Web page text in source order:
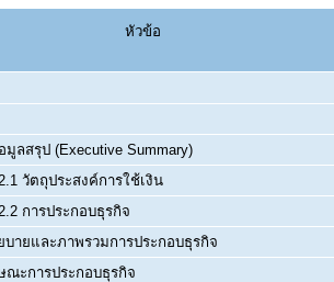
หัวข้อ
ลสรุป (Executive Summary)
วัตถุประสงค์การใช้เงิน
การประกอบธุรกิจ
บายและภาพรวมการประกอบธุรกิจ
ณะการประกอบธุรกิจ